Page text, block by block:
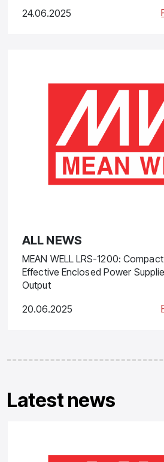
24.06.2025
ALL NEWS
MEAN WELL LRS-1200:
Effective Enclosed Power
Output
20.06.2025
Latest news